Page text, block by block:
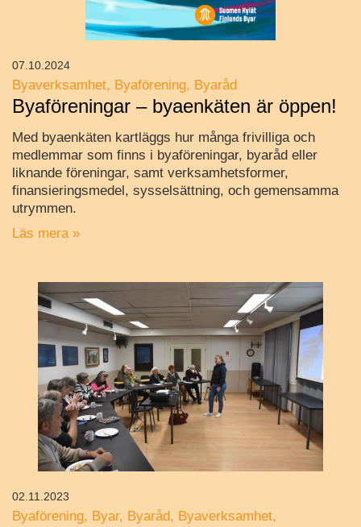
Byaverksamhet Byaförening Byaråd
Byaföreningar – byaenkäten är öppen!
Med byaenkäten kartläggs hur många frivilliga och
medlemmar som finns i byaföreningar, byaråd eller
liknande föreningar, samt verksamhetsformer,
finansieringsmedel, sysselsättning, och gemensamma
utrymmen.
Läs mera »
07.10.2024
Byaförening Byar Byaråd
Byaverksamhet
02.11.2023